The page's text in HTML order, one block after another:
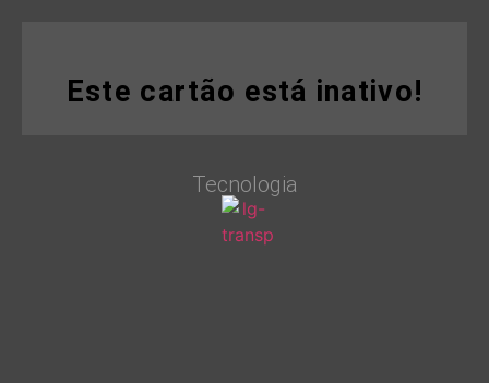
Este cartão está inativo!
Tecnologia